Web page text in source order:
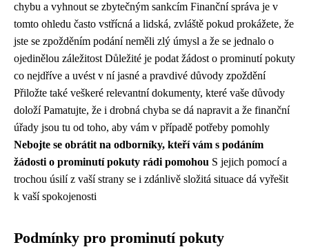
chybu a vyhnout se zbytečným sankcím Finanční správa je v
tomto ohledu často vstřícná a lidská, zvláště pokud prokážete, že
jste se zpožděním podání neměli zlý úmysl a že se jednalo o
ojedinělou záležitost Důležité je podat žádost o prominutí pokuty
co nejdříve a uvést v ní jasné a pravdivé důvody zpoždění
Přiložte také veškeré relevantní dokumenty, které vaše důvody
doloží Pamatujte, že i drobná chyba se dá napravit a že finanční
úřady jsou tu od toho, aby vám v případě potřeby pomohly
Nebojte se obrátit na odborníky, kteří vám s podáním
žádosti o prominutí pokuty rádi pomohou S jejich pomocí a
trochou úsilí z vaší strany se i zdánlivě složitá situace dá vyřešit
k vaší spokojenosti
Podmínky pro prominutí pokuty